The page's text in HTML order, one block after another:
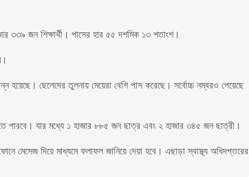
৩৩৯ জন শিক্ষার্থী। পাসের হার ৫৫ দশমিক ১৩ শতাংশ।
হয়েছে। ছেলেদের তুলনায় মেয়েরা বেশি পাস করেছে। সর্বোচ্চ নম্বরও পেয়েছে
পারবে। যার মধ্যে ১ হাজার ৮৮৫ জন ছাত্র এবং ২ হাজার ৩৪৫ জন ছাত্রী।
মেসেজ দিয়ে মাধ্যমে ফলাফল জানিয়ে দেয়া হবে। এছাড়া স্বাস্থ্য অধিদপ্তরের